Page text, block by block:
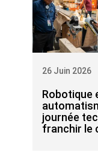
Robotique
journée
franchir le
26 Juin 2026